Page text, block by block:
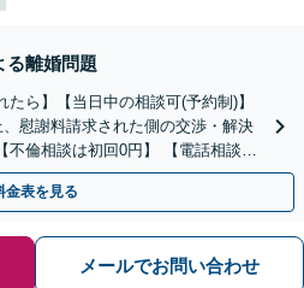
る離婚問題
たら】【当日中の相談可(予約制)】
慰謝料請求された側の交渉・解決
不倫相談は初回0円】 【電話相談で
金表を見る
メールでお問い合わせ